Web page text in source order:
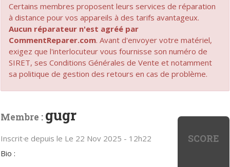
Certains membres proposent leurs services de réparation
à distance pour vos appareils à des tarifs avantageux.
Aucun réparateur n'est agréé par
CommentReparer.com. Avant d'envoyer votre matériel,
exigez que l'interlocuteur vous fournisse son numéro de
SIRET, ses Conditions Générales de Vente et notamment
sa politique de gestion des retours en cas de problème.
SCORE
Membre : gugr
Inscrit·e depuis le Le 22 Nov 2025 - 12h22
Bio :